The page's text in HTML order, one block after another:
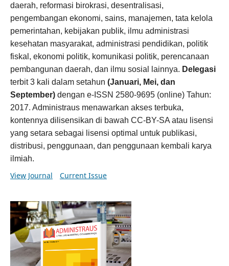
daerah, reformasi birokrasi, desentralisasi,
pengembangan ekonomi, sains, manajemen, tata kelola
pemerintahan, kebijakan publik, ilmu administrasi
kesehatan masyarakat, administrasi pendidikan, politik
fiskal, ekonomi politik, komunikasi politik, perencanaan
pembangunan daerah, dan ilmu sosial lainnya. Delegasi
terbit 3 kali dalam setahun (Januari, Mei, dan
September)dengan e-ISSN 2580-9695 (online) Tahun:
2017. Administraus menawarkan akses terbuka,
kontennya dilisensikan di bawah CC-BY-SA atau lisensi
yang setara sebagai lisensi optimal untuk publikasi,
distribusi, penggunaan, dan penggunaan kembali karya
ilmiah.
View Journal Current Issue